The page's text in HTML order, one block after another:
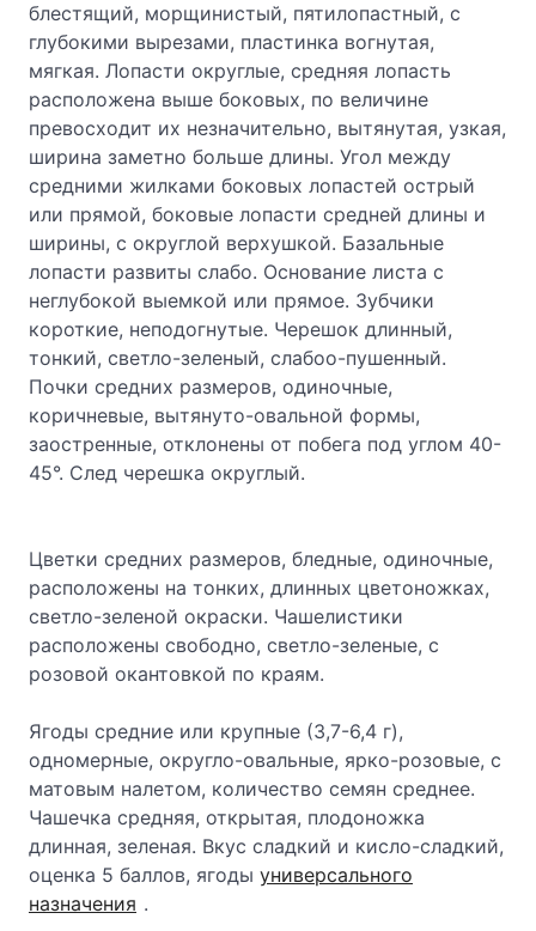
блестящий, морщинистый, пятилопастный, с
глубокими вырезами, пластинка вогнутая,
мягкая. Лопасти округлые, средняя лопасть
расположена выше боковых, по величине
превосходит их незначительно, вытянутая, узкая,
ширина заметно больше длины. Угол между
средними жилками боковых лопастей острый
или прямой, боковые лопасти средней длины и
ширины, с округлой верхушкой. Базальные
лопасти развиты слабо. Основание листа с
неглубокой выемкой или прямое. Зубчики
короткие, неподогнутые. Черешок длинный,
тонкий, светло-зеленый, слабоо-пушенный.
Почки средних размеров, одиночные,
коричневые, вытянуто-овальной формы,
заостренные, отклонены от побега под углом 40-
45°. След черешка округлый.
Цветки средних размеров, бледные, одиночные,
расположены на тонких, длинных цветоножках,
светло-зеленой окраски. Чашелистики
расположены свободно, светло-зеленые, с
розовой окантовкой по краям.
Ягоды средние или крупные (3,7-6,4 г),
одномерные, округло-овальные, ярко-розовые, с
матовым налетом, количество семян среднее.
Чашечка средняя, открытая, плодоножка
длинная, зеленая. Вкус сладкий и кисло-сладкий,
оценка 5 баллов, ягоды универсального
назначения .